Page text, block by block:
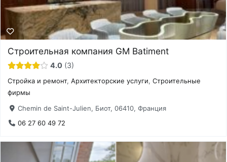
Строительная компания GM Batiment
4.0 3
Стройка и ремонт,Архитекторские услуги,Строительные
фирмы
Chemin de Saint-Julien, Биот, 06410, Франция
06 27 60 49 72